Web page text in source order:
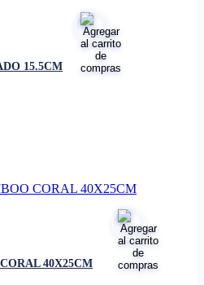
15.5CM
40X25CM